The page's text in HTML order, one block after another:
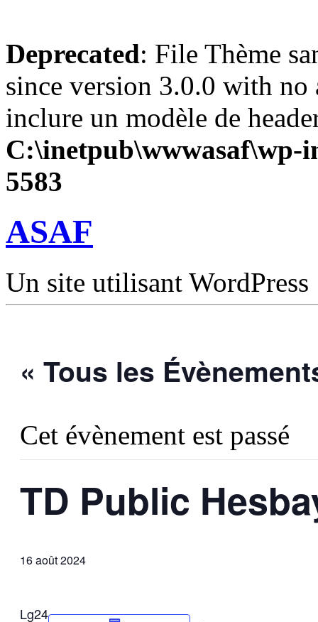
Deprecated: File Thème
since version 3.0.0 with
inclure un modèle de
C:\inetpub\wwwasaf\wp-
5583
ASAF
Un site utilisant WordPress
« Tous les
Cet évènement est passé
TD Public
16 août 2024
Lg24